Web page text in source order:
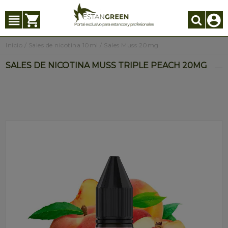
Inicio Sales de nicotina 10ml Sales Muss 20mg
SALES DE NICOTINA MUSS TRIPLE PEACH 20MG